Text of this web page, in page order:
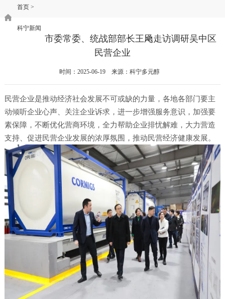
首页>
科宁新闻
市委常委、统战部部长王飏走访调研吴中区
民营企业
时间：2025-06-19 来源：科宁多元醇
民营企业是推动经济社会发展不可或缺的力量，各地各部门要主
动倾听企业心声、关注企业诉求，进一步增强服务意识，加强要
素保障，不断优化营商环境，全力帮助企业排忧解难，大力营造
支持、促进民营企业发展的浓厚氛围，推动民营经济健康发展。